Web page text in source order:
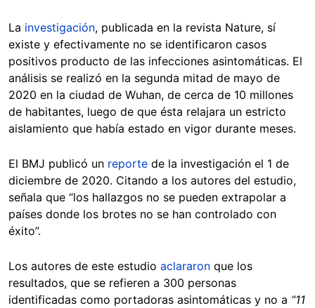
La investigación, publicada en la revista Nature, sí
existe y efectivamente no se identificaron casos
positivos producto de las infecciones asintomáticas. El
análisis se realizó en la segunda mitad de mayo de
2020 en la ciudad de Wuhan, de cerca de 10 millones
de habitantes, luego de que ésta relajara un estricto
aislamiento que había estado en vigor durante meses.
El BMJ publicó un reporte de la investigación el 1 de
diciembre de 2020. Citando a los autores del estudio,
señala que “los hallazgos no se pueden extrapolar a
países donde los brotes no se han controlado con
éxito”.
Los autores de este estudio aclararon que los
resultados, que se refieren a 300 personas
identificadas como portadoras asintomáticas y no a “11